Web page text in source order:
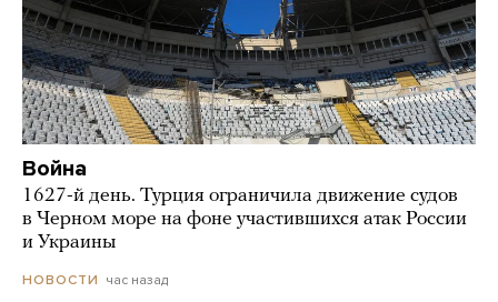
Война
1627-й день. Турция ограничила движение судов
в Черном море на фоне участившихся атак России
и Украины
НОВОСТИ час назад